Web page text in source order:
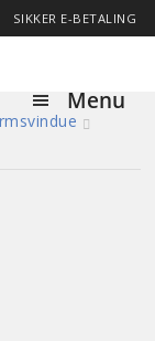
SIKKER E-BETALING
Menu